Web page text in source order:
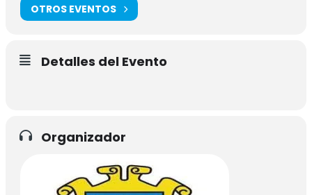
OTROS EVENTOS
Detalles del Evento
Organizador